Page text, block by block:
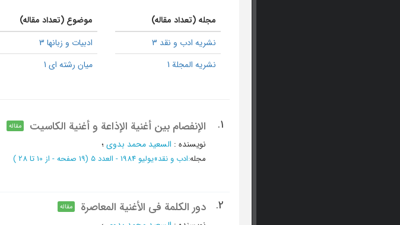
مجله (تعداد مقاله)
نشریه ادب و نقد 3
نشریه المجلة 1
موضوع (تعداد مقاله)
ادبیات و زبانها 3
میان رشته ای 1
1. الإنفصام بین أغنیة الإذاعة و أغنیة الکاسیت مقاله
نویسنده : السعید محمد بدوی؛
مجله:ادب و نقد»یولیو 1984 - العدد 5 (‎19 صفحه - از 10 تا 28 )
2. دور الکلمة فی الأغنیة المعاصرة مقاله